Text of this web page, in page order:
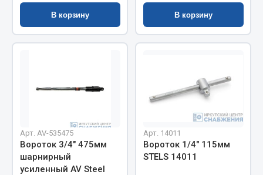
Показать ещё
Блоки реле и предохранителей
Вилки нагрузочные
Выключатели и переключатели клавишные
В корзину В корзину
Арт. AV-535475
Вороток 3/4" 475мм
шарнирный
усиленный AV Steel
Арт. 14011
Вороток 1/4" 115мм
STELS 14011